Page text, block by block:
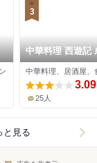
3
中華料理 西遊記
店
中華料理、居酒屋、
3.09
25人
と見る